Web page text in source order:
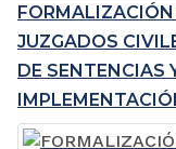
JUZGADOS
DE SENTENCIAS